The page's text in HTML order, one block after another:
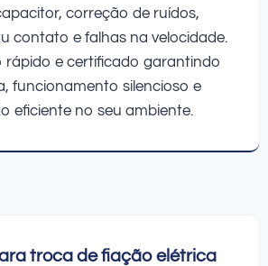
correção de ruídos,
contato e falhas na velocidade.
rápido e certificado garantindo
funcionamento silencioso e
eficiente no seu ambiente.
troca de fiação elétrica